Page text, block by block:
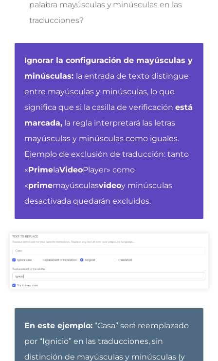
palabra mayúsculas y minúsculas en las
traducciones?
Ignorar la configuración de mayúsculas y
minúsculas: la entrada de texto distingue
entre mayúsculas y minúsculas, lo que
significa que si la casilla de verificación está
marcada, la regla interpretará las letras
mayúsculas y minúsculas como iguales.
Ejemplo de exclusión de traducción: tanto
«Prime laVideoPlayer» como
«primemayúsculasvideoy minúsculas
desactivada quedarán excluidos.
En este ejemplo: “Casa” será reemplazado
por “Ignicio” en las traducciones, sin
distinción de mayúsculas y minúsculas (y